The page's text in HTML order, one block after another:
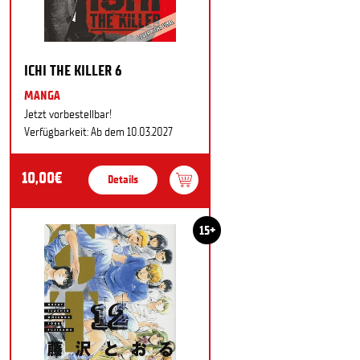
ICHI THE KILLER 6
MANGA
Jetzt vorbestellbar!
Verfügbarkeit: Ab dem 10.03.2027
10,00€ Details
15+